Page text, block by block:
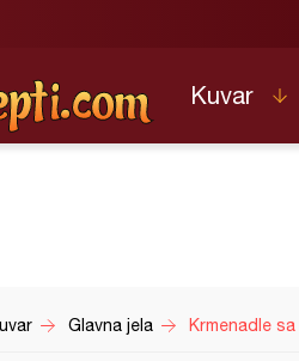
Kuvar
Glavna jela Krmenadle